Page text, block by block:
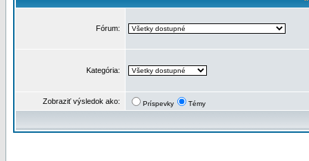
Fórum:
Kategória:
Zobraziť výsledok ako: Príspevky Témy